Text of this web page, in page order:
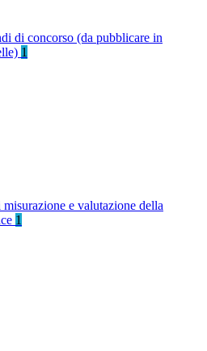
di concorso (da pubblicare in
1
misurazione e valutazione della
1